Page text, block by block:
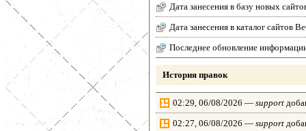
Дата занесения в базу новых
Дата занесения в каталог сайтов
Последнее обновление
История правок
02:29, 06/08/2026 — support
02:27, 06/08/2026 — support